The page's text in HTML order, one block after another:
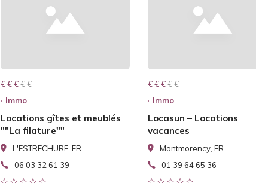
€ € € € €
€ € €
Immo
Locations gîtes et meublés
""La filature""
L'ESTRECHURE, FR
06 03 32 61 39
€ € € € €
€ € €
Immo
Locasun – Locations
vacances
Montmorency, FR
01 39 64 65 36